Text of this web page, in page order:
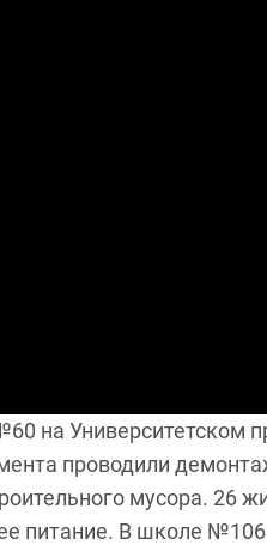
на Университетском
проводили
мусора. 26
питание. В школе